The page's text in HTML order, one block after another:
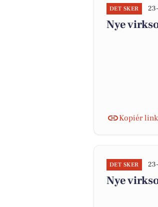
DET SKER
Nye
Kopiér link
DET SKER
Nye